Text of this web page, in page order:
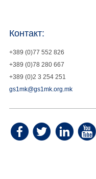
Контакт:
+389 (0)77 552 826
+389 (0)78 280 667
+389 (0)2 3 254 251
gs1mk@gs1mk.org.mk